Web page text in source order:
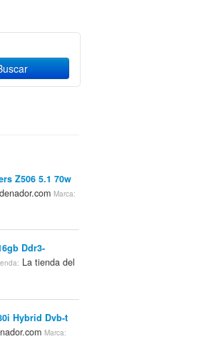
Z506 5.1 70w
Marca:
Ddr3-
La tienda del
Hybrid Dvb-t
Marca: